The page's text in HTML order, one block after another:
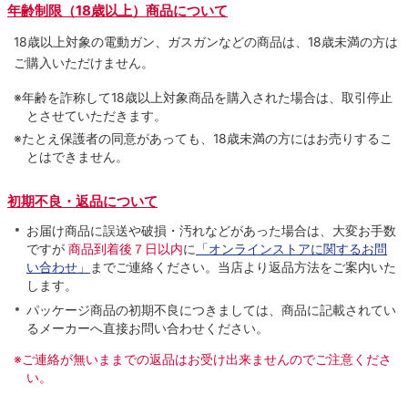
年齢制限（18歳以上）商品について
18歳以上対象の電動ガン、ガスガンなどの商品は、18歳未満の方は
ご購入いただけません。
※年齢を詐称して18歳以上対象商品を購入された場合は、取引停止
とさせていただきます。
※たとえ保護者の同意があっても、18歳未満の方にはお売りするこ
とはできません。
初期不良・返品について
お届け商品に誤送や破損・汚れなどがあった場合は、大変お手数
ですが 商品到着後７日以内に 「オンラインストアに関するお問
い合わせ」
までご連絡ください。当店より返品方法をご案内いた
します。
パッケージ商品の初期不良につきましては、商品に記載されてい
るメーカーへ直接お問い合わせください。
※ご連絡が無いままでの返品はお受け出来ませんのでご注意くださ
い。